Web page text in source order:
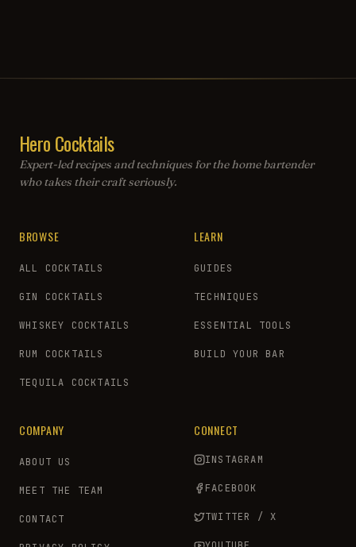
Hero Cocktails
Expert-led recipes and techniques for the home bartender
who takes their craft seriously.
BROWSE
ALL COCKTAILS
GIN COCKTAILS
WHISKEY COCKTAILS
RUM COCKTAILS
TEQUILA COCKTAILS
LEARN
GUIDES
TECHNIQUES
ESSENTIAL TOOLS
BUILD YOUR BAR
COMPANY
ABOUT US
MEET THE TEAM
CONTACT
CONNECT
INSTAGRAM
FACEBOOK
TWITTER / X